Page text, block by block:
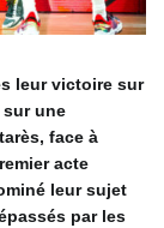
leur victoire sur
sur une
face à
acte
leur sujet
par les